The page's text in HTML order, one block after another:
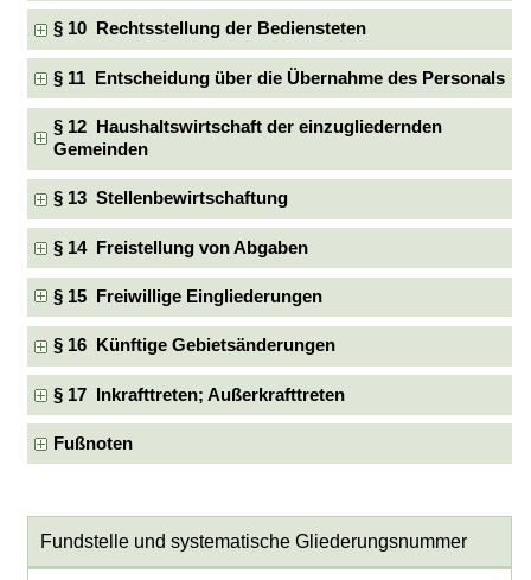
§ 10 Rechtsstellung der Bediensteten
§ 11 Entscheidung über die Übernahme des Personals
§ 12 Haushaltswirtschaft der einzugliedernden
Gemeinden
§ 13 Stellenbewirtschaftung
§ 14 Freistellung von Abgaben
§ 15 Freiwillige Eingliederungen
§ 16 Künftige Gebietsänderungen
§ 17 Inkrafttreten; Außerkrafttreten
Fußnoten
Fundstelle und systematische Gliederungsnummer